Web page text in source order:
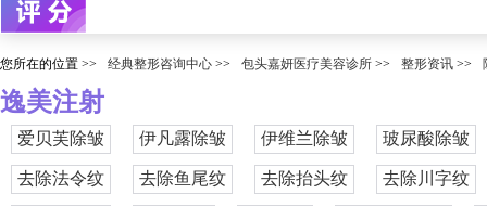
您所在的位置 >> 经典整形咨询中心 >> 包头嘉妍医疗美容诊所 >> 整形资讯 >>
逸美注射
爱贝芙除皱 伊凡露除皱 伊维兰除皱 玻尿酸除皱
去除法令纹 去除鱼尾纹 去除抬头纹 去除川字纹